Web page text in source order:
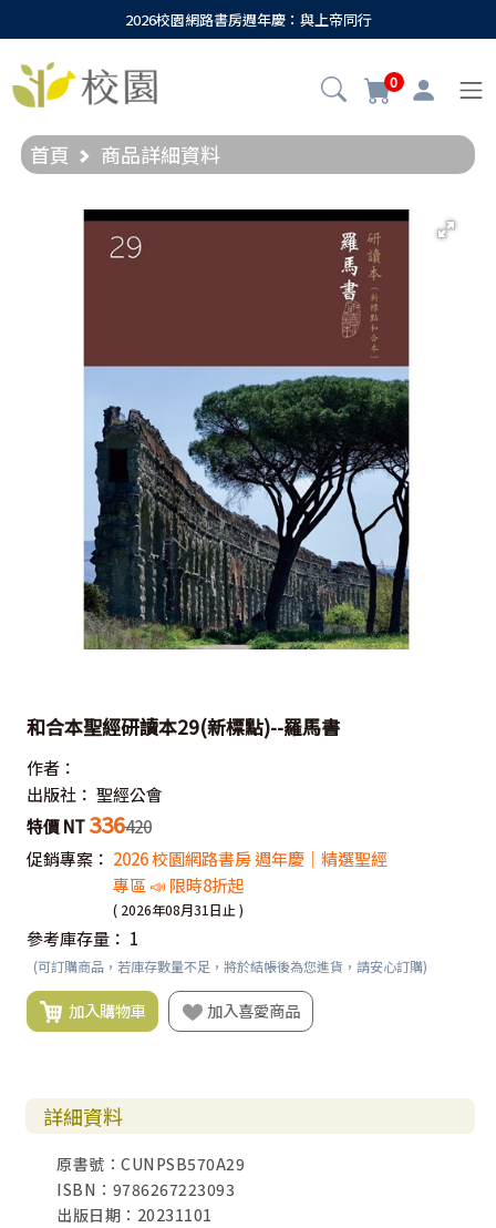
2026校園網路書房週年慶：與上帝同行
0
首頁 商品詳細資料
和合本聖經研讀本29(新標點)--羅馬書
作者：
出版社： 聖經公會
特價 NT 336420
促銷專案： 2026 校園網路書房 週年慶｜精選聖經
專區 📣 限時8折起
( 2026年08月31日止 )
參考庫存量： 1
(可訂購商品，若庫存數量不足，將於結帳後為您進貨，請安心訂購)
加入購物車 加入喜愛商品
詳細資料
原書號：CUNPSB570A29
ISBN：9786267223093
出版日期：20231101